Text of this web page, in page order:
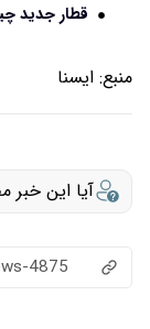
قطار جدید
منبع: ايسنا
آیا این خبر
4875